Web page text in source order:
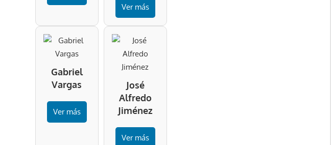
Ver más
Gabriel
Vargas
Ver más
José
Alfredo
Jiménez
Ver más